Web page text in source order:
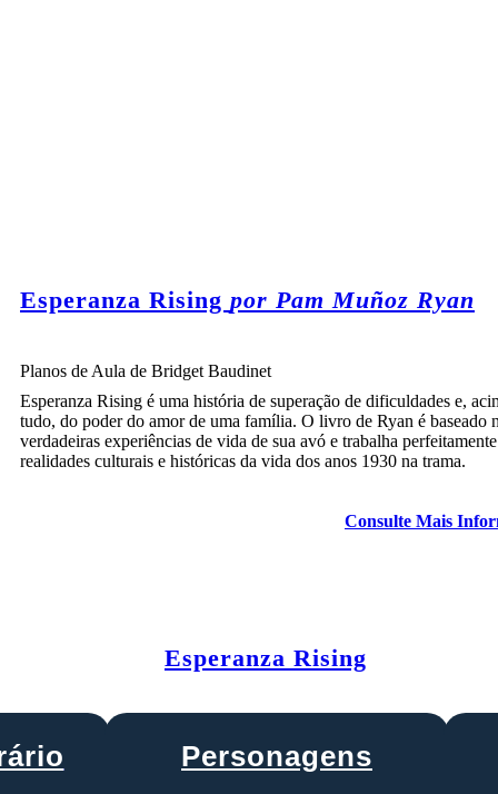
Esperanza Rising por Pam Muñoz Ryan
Planos de Aula de Bridget Baudinet
Esperanza Rising é uma história de superação de dificuldades e,
tudo, do poder do amor de uma família. O livro de Ryan é baseado
verdadeiras experiências de vida de sua avó e trabalha
realidades culturais e históricas da vida dos anos 1930 na trama.
Consulte Mais
Esperanza Rising
Personagens